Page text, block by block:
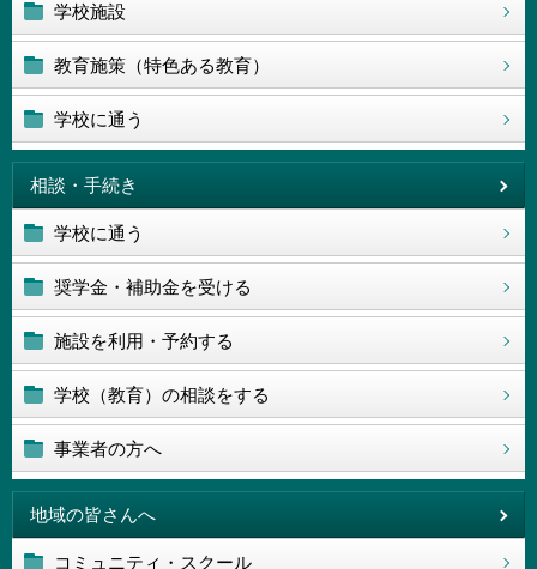
学校施設
教育施策（特色ある教育）
学校に通う
相談・手続き
学校に通う
奨学金・補助金を受ける
施設を利用・予約する
学校（教育）の相談をする
事業者の方へ
地域の皆さんへ
コミュニティ・スクール